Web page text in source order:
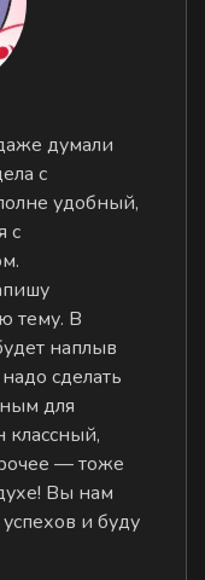
думали
с
удобный,
с
тему. В
наплыв
сделать
для
— тоже
Вы нам
и буду